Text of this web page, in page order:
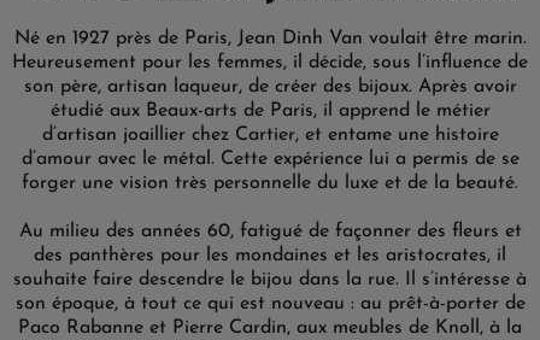
Né en 1927 près de Paris, Jean Dinh Van voulait être marin.
Heureusement pour les femmes, il décide, sous l’influence de
son père, artisan laqueur, de créer des bijoux. Après avoir
étudié aux Beaux-arts de Paris, il apprend le métier
d’artisan joaillier chez Cartier, et entame une histoire
d’amour avec le métal. Cette expérience lui a permis de se
forger une vision très personnelle du luxe et de la beauté.
Au milieu des années 60, fatigué de façonner des fleurs et
des panthères pour les mondaines et les aristocrates, il
souhaite faire descendre le bijou dans la rue. Il s’intéresse à
son époque, à tout ce qui est nouveau : au prêt-à-porter de
Paco Rabanne et Pierre Cardin, aux meubles de Knoll, à la